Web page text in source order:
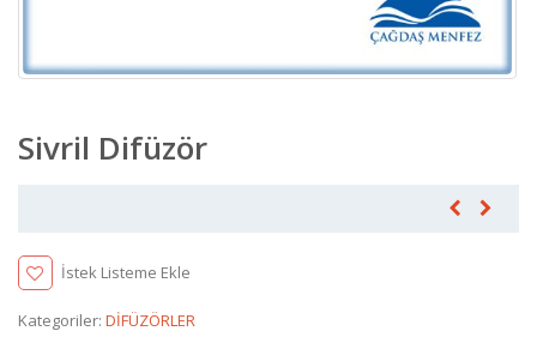
Sivril Difüzör
İstek Listeme Ekle
Kategoriler: DİFÜZÖRLER